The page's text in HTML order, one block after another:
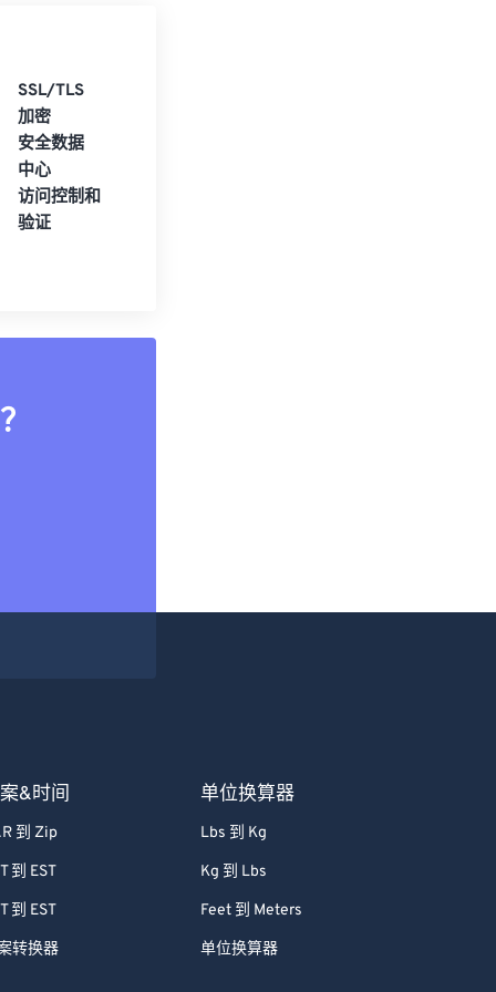
SSL/TLS
加密
安全数据
中心
访问控制和
验证
&时间
到 Zip
到 EST
到 EST
转换器
单位换算器
Lbs 到 Kg
Kg 到 Lbs
Feet 到 Meters
单位换算器